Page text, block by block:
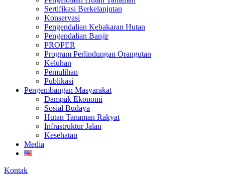
Sertifikasi Berkelanjutan
Konservasi
Pengendalian Kebakaran Hutan
Pengendalian Banjir
PROPER
Program Perlindungan Orangutan
Keluhan
Pemulihan
Publikasi
Pengembangan Masyarakat
Dampak Ekonomi
Sosial Budaya
Hutan Tanaman Rakyat
Infrastruktur Jalan
Kesehatan
Media
Kontak